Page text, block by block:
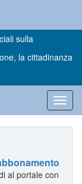
sulla
la cittadinanza
al portale con